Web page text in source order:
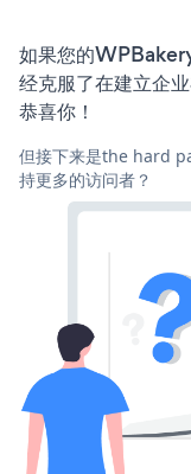
如果您的
经克服了在建立企
恭喜你！
但接下来是the hard
持更多的访问者？